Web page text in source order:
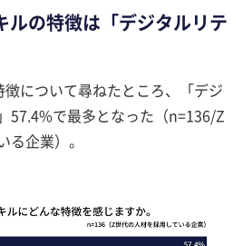
ルの特徴は「デジタルリテ
について尋ねたところ、「デジ
57.4%で最多となった（n=136/Z
企業）。